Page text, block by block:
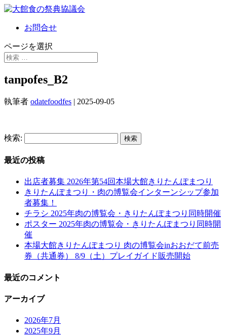
お問合せ
ページを選択
tanpofes_B2
執筆者 odatefoodfes | 2025-09-05
検索:
最近の投稿
出店者募集 2026年第54回本場大館きりたんぽまつり
きりたんぽまつり・肉の博覧会インターンシップ参加
者募集！
チラシ 2025年肉の博覧会・きりたんぽまつり同時開催
ポスター 2025年肉の博覧会・きりたんぽまつり同時開
催
本場大館きりたんぽまつり 肉の博覧会inおおだて前売
券（共通券） 8/9（土）プレイガイド販売開始
最近のコメント
アーカイブ
2026年7月
2025年9月